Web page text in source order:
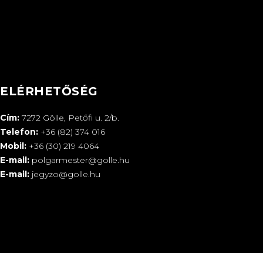
ELÉRHETŐSÉG
Cím: 7272 Gölle, Petőfi u. 2/b.
Telefon: +36 (82) 374 016
Mobil: +36 (30) 219 4064
E-mail: polgarmester@golle.hu
E-mail: jegyzo@golle.hu